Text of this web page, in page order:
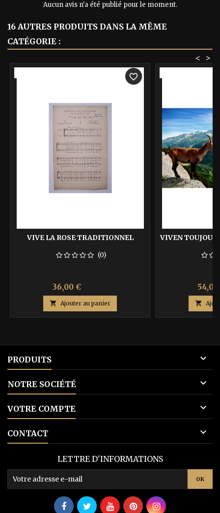
Aucun avis n'a été publié pour le moment.
16 AUTRES PRODUITS DANS LA MÊME
CATÉGORIE :
>
<
VIVE LA ROSE TRADITIONNEL
(0)
Prix
36,00 €
base
 Ajouter au panier
favorite_border
VIVEN TOUJOU
Prix

PRODUITS 
NOTRE SOCIÉTÉ 
VOTRE COMPTE 
CONTACT 
LETTRE D'INFORMATIONS